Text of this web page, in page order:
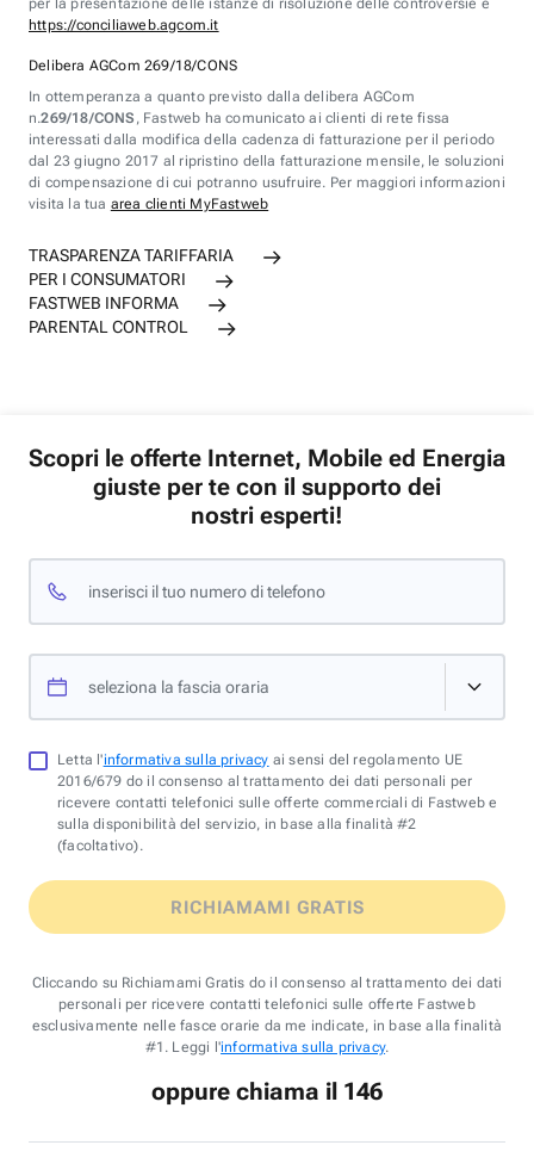
per la presentazione delle istanze di risoluzione delle controversie è
https://conciliaweb.agcom.it
Delibera AGCom 269/18/CONS
In ottemperanza a quanto previsto dalla delibera AGCom
n.269/18/CONS , Fastweb ha comunicato ai clienti di rete fissa
interessati dalla modifica della cadenza di fatturazione per il periodo
dal 23 giugno 2017 al ripristino della fatturazione mensile, le soluzioni
di compensazione di cui potranno usufruire. Per maggiori informazioni
visita la tua area clienti MyFastweb
TRASPARENZA TARIFFARIA
PER I CONSUMATORI
FASTWEB INFORMA
PARENTAL CONTROL
Scopri le offerte Internet, Mobile ed Energia
giuste per te con il supporto dei
nostri esperti!
inserisci il tuo numero di telefono
seleziona la fascia oraria
Letta l'informativa sulla privacy ai sensi del regolamento UE
2016/679 do il consenso al trattamento dei dati personali per
ricevere contatti telefonici sulle offerte commerciali di Fastweb e
sulla disponibilità del servizio, in base alla finalità #2
(facoltativo).
RICHIAMAMI GRATIS
Cliccando su Richiamami Gratis do il consenso al trattamento dei dati
personali per ricevere contatti telefonici sulle offerte Fastweb
esclusivamente nelle fasce orarie da me indicate, in base alla finalità
#1. Leggi l'informativa sulla privacy.
oppure chiama il 146